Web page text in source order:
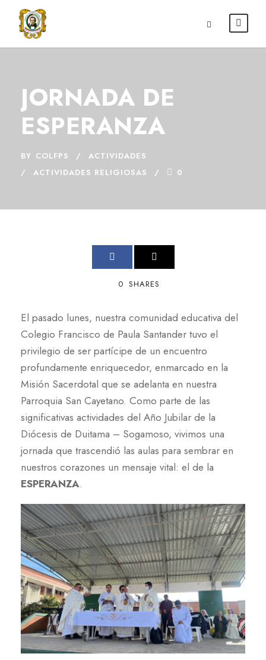
JORNADA DE
ESPERANZA
BY COLFPS
ACTIVIDADES
ACTIVIDADES RELIGIOSAS
0
0 SHARES
El pasado lunes, nuestra comunidad educativa del
Colegio Francisco de Paula Santander tuvo el
privilegio de ser partícipe de un encuentro
profundamente enriquecedor, enmarcado en la
Misión Sacerdotal que se adelanta en nuestra
Parroquia San Cayetano. Como parte de las
significativas actividades del Año Jubilar de la
Diócesis de Duitama – Sogamoso, vivimos una
jornada que trascendió las aulas para sembrar en
nuestros corazones un mensaje vital: el de la
ESPERANZA.